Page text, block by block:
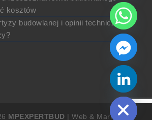
kosztów
budowlanej i opinii technicznej.
MPEXPERTBUD | Web & Marketing
Hide
chaty